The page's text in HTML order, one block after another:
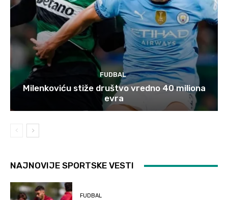
FUDBAL
Milenkoviću stiže društvo vredno 40 miliona
evra
NAJNOVIJE SPORTSKE VESTI
FUDBAL